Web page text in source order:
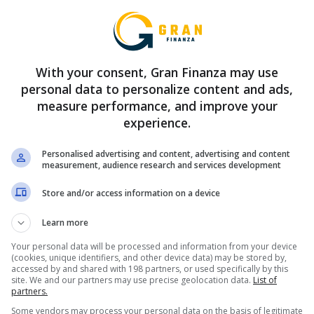
Anuncio
Merlin
laborales disponibles en la cadena de tiendas es para el
debe contar con excelentes habilidades de servicio al
de crédito con los inigualables beneficios del Banco
los requisitos de inscripción para las empleos
más de 1400 vacantes disponibles actualmente para usted.
la página de empleos oficial de Leroy Merlin:
San Cristóbal de la Laguna, Santa Cruz de Tenerife
With your consent, Gran Finanza may use
personal data to personalize content and ads,
measure performance, and improve your
experience.
Personalised advertising and content, advertising and content
measurement, audience research and services development
Store and/or access information on a device
Learn more
Your personal data will be processed and information from your device
(cookies, unique identifiers, and other device data) may be stored by,
accessed by and shared with 198 partners, or used specifically by this
site. We and our partners may use precise geolocation data. List of
partners.
Some vendors may process your personal data on the basis of legitimate